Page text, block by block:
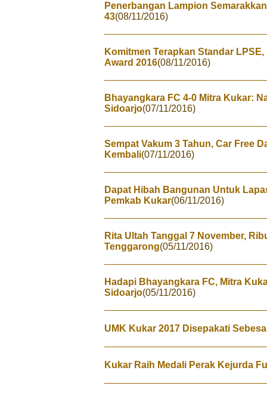
Penerbangan Lampion
43(08/11/2016)
Komitmen Terapkan Standar
Award 2016(08/11/2016)
Bhayangkara FC 4-0 Mitra Kukar:
Sidoarjo(07/11/2016)
Sempat Vakum 3 Tahun, Car Free
Kembali(07/11/2016)
Dapat Hibah Bangunan Untuk
Pemkab Kukar(06/11/2016)
Rita Ultah Tanggal 7 November,
Tenggarong(05/11/2016)
Hadapi Bhayangkara FC, Mitra
Sidoarjo(05/11/2016)
UMK Kukar 2017 Disepakati
Kukar Raih Medali Perak Kejurda